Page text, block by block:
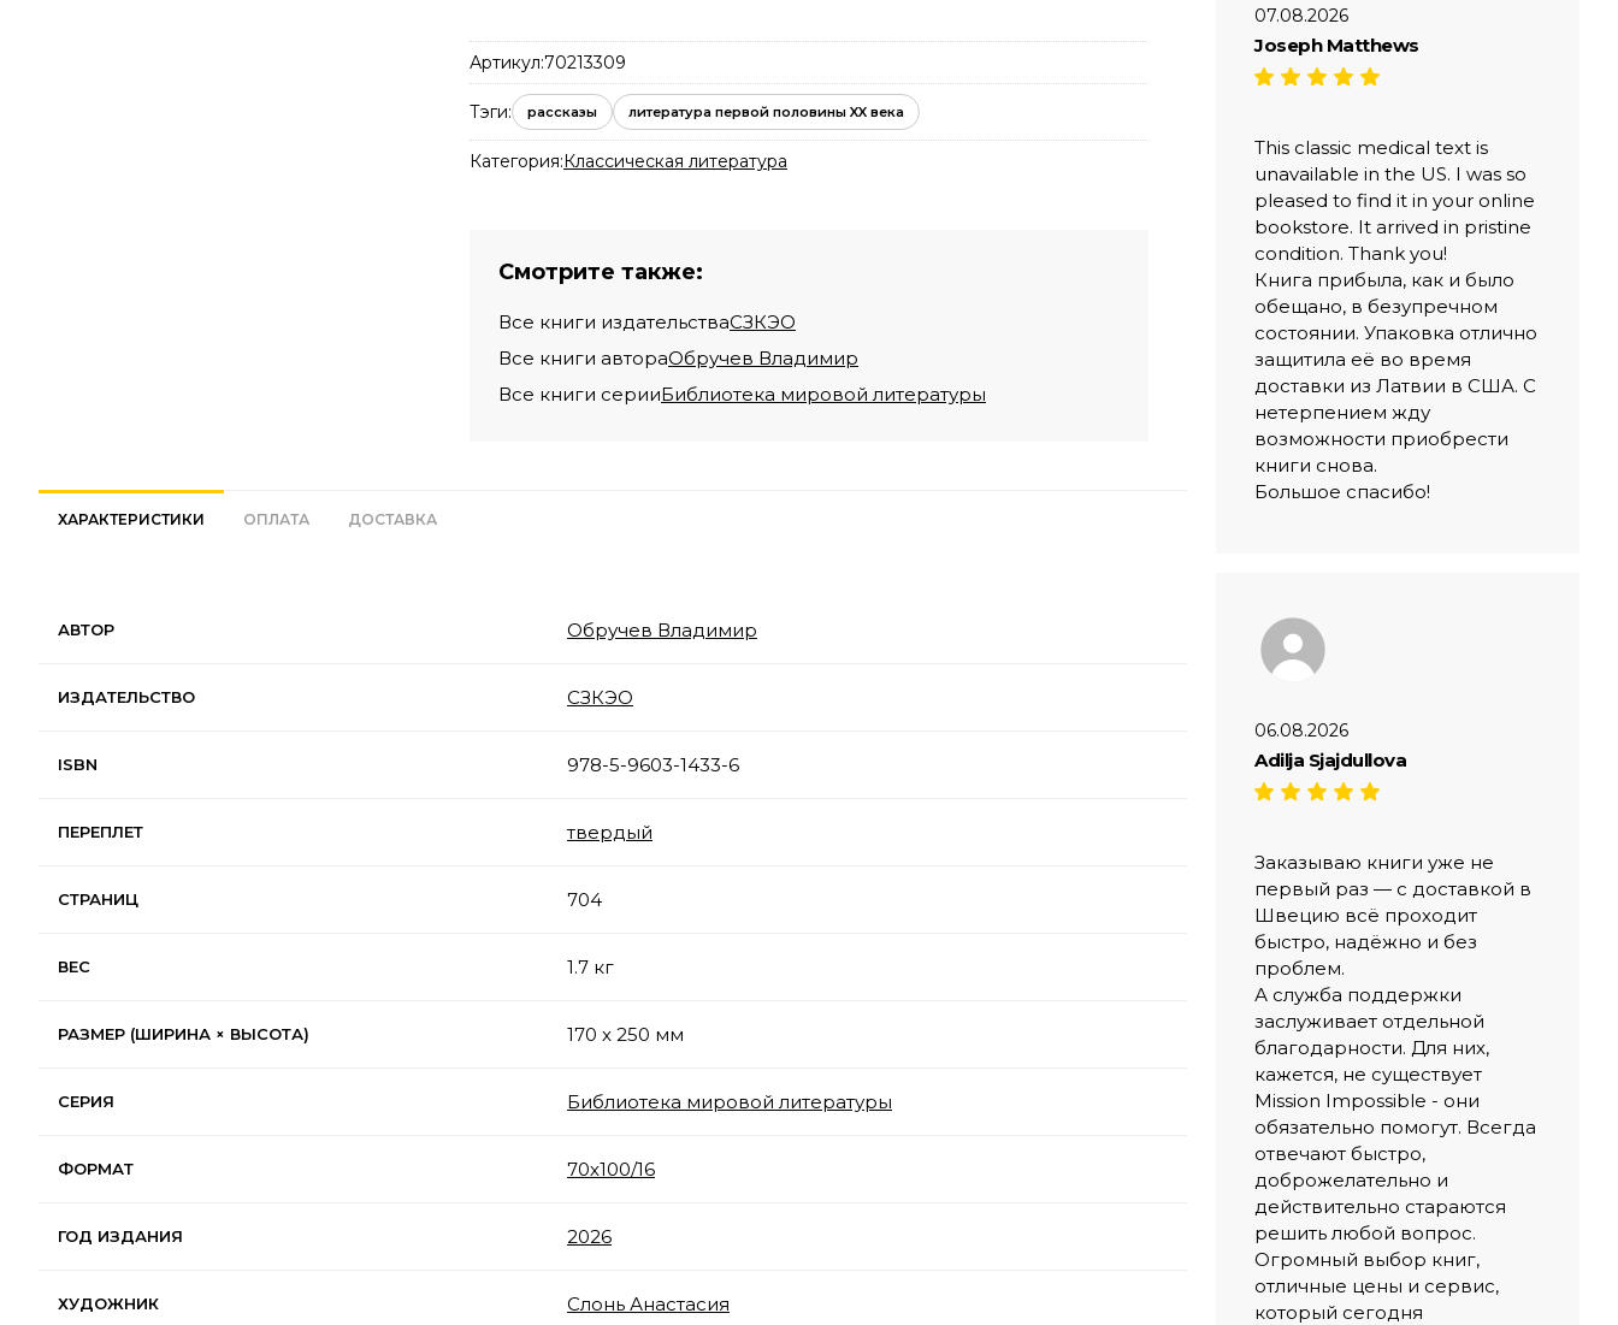
Артикул:70213309
Тэги: рассказы литература первой половины XX века
Категория:Классическая литература
Смотрите также:
Все книги издательстваСЗКЭО
Все книги автораОбручев Владимир
Все книги серииБиблиотека мировой литературы
ХАРАКТЕРИСТИКИ ОПЛАТА ДОСТАВКА
АВТОР Обручев Владимир
ИЗДАТЕЛЬСТВО СЗКЭО
ISBN 978-5-9603-1433-6
ПЕРЕПЛЕТ твердый
СТРАНИЦ 704
ВЕС 1.7 кг
РАЗМЕР (ШИРИНА × ВЫСОТА) 170 x 250 мм
СЕРИЯ Библиотека мировой литературы
ФОРМАТ 70х100/16
ГОД ИЗДАНИЯ 2026
ХУДОЖНИК Слонь Анастасия
07.08.2026
Joseph Matthews
This classic medical text is
unavailable in the US. I was so
pleased to find it in your online
bookstore. It arrived in pristine
condition. Thank you!
Книга прибыла, как и было
обещано, в безупречном
состоянии. Упаковка отлично
защитила её во время
доставки из Латвии в США. С
нетерпением жду
возможности приобрести
книги снова.
Большое спасибо!
06.08.2026
Adilja Sjajdullova
Заказываю книги уже не
первый раз — с доставкой в
Швецию всё проходит
быстро, надёжно и без
проблем.
А служба поддержки
заслуживает отдельной
благодарности. Для них,
кажется, не существует
Mission Impossible - они
обязательно помогут. Всегда
отвечают быстро,
доброжелательно и
действительно стараются
решить любой вопрос.
Огромный выбор книг,
отличные цены и сервис,
который сегодня